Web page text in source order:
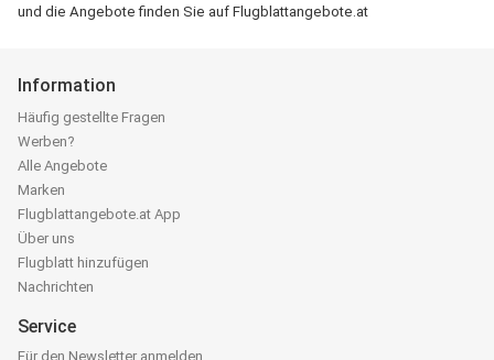
und die Angebote finden Sie auf Flugblattangebote.at
Information
Häufig gestellte Fragen
Werben?
Alle Angebote
Marken
Flugblattangebote.at App
Über uns
Flugblatt hinzufügen
Nachrichten
Service
Für den Newsletter anmelden